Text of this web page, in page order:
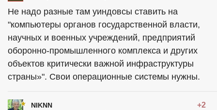
Не надо разные там уиндовсы ставить на
"компьютеры органов государственной власти,
научных и военных учреждений, предприятий
оборонно-промышленного комплекса и других
объектов критически важной инфраструктуры
страны»". Свои операционные системы нужны.
NIKNN +2